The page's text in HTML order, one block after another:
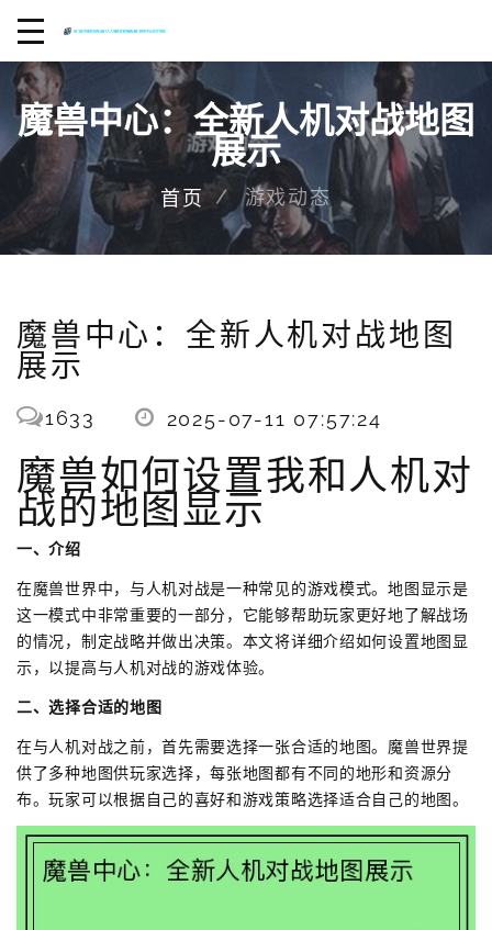
魔兽中心：全新人机对战地图
展示
首页 游戏动态
魔兽中心：全新人机对战地图
展示
1633 2025-07-11 07:57:24
魔兽如何设置我和人机对
战的地图显示
一、介绍
在魔兽世界中，与人机对战是一种常见的游戏模式。地图显示是
这一模式中非常重要的一部分，它能够帮助玩家更好地了解战场
的情况，制定战略并做出决策。本文将详细介绍如何设置地图显
示，以提高与人机对战的游戏体验。
二、选择合适的地图
在与人机对战之前，首先需要选择一张合适的地图。魔兽世界提
供了多种地图供玩家选择，每张地图都有不同的地形和资源分
布。玩家可以根据自己的喜好和游戏策略选择适合自己的地图。